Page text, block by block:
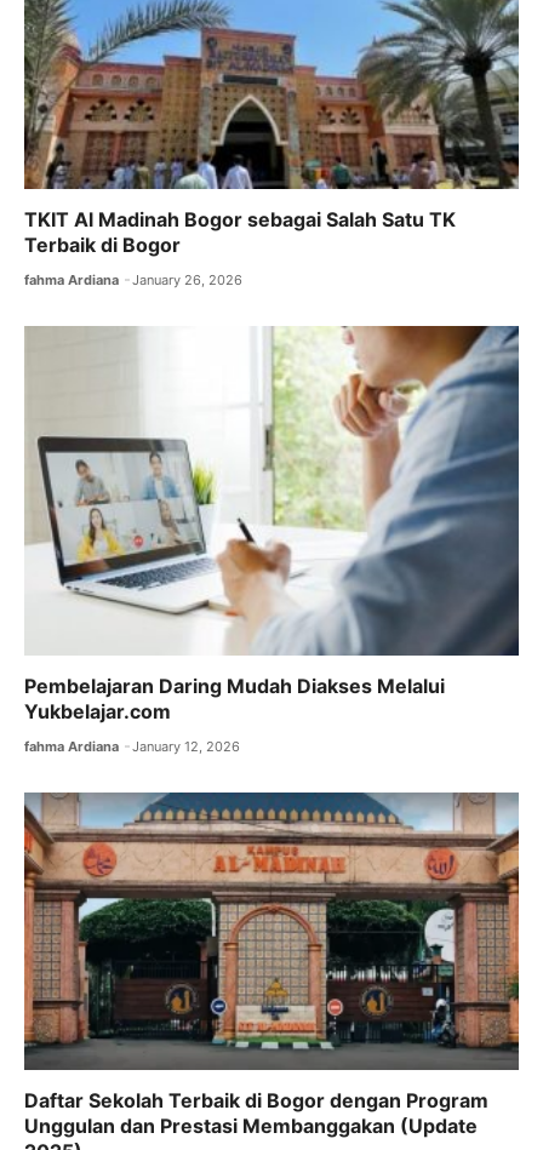
TKIT Al Madinah Bogor sebagai Salah Satu TK
Terbaik di Bogor
fahma Ardiana January 26, 2026
Pembelajaran Daring Mudah Diakses Melalui
Yukbelajar.com
fahma Ardiana January 12, 2026
Daftar Sekolah Terbaik di Bogor dengan Program
Unggulan dan Prestasi Membanggakan (Update